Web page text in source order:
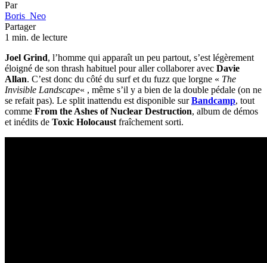
Par
Boris_Neo
Partager
1 min. de lecture
Joel Grind, l’homme qui apparaît un peu partout, s’est légèrement
éloigné de son thrash habituel pour aller collaborer avec Davie
Allan. C’est donc du côté du surf et du fuzz que lorgne « The
Invisible Landscape« , même s’il y a bien de la double pédale (on ne
se refait pas). Le split inattendu est disponible surBandcamp, tout
comme From the Ashes of Nuclear Destruction, album de démos
et inédits de Toxic Holocaust fraîchement sorti.